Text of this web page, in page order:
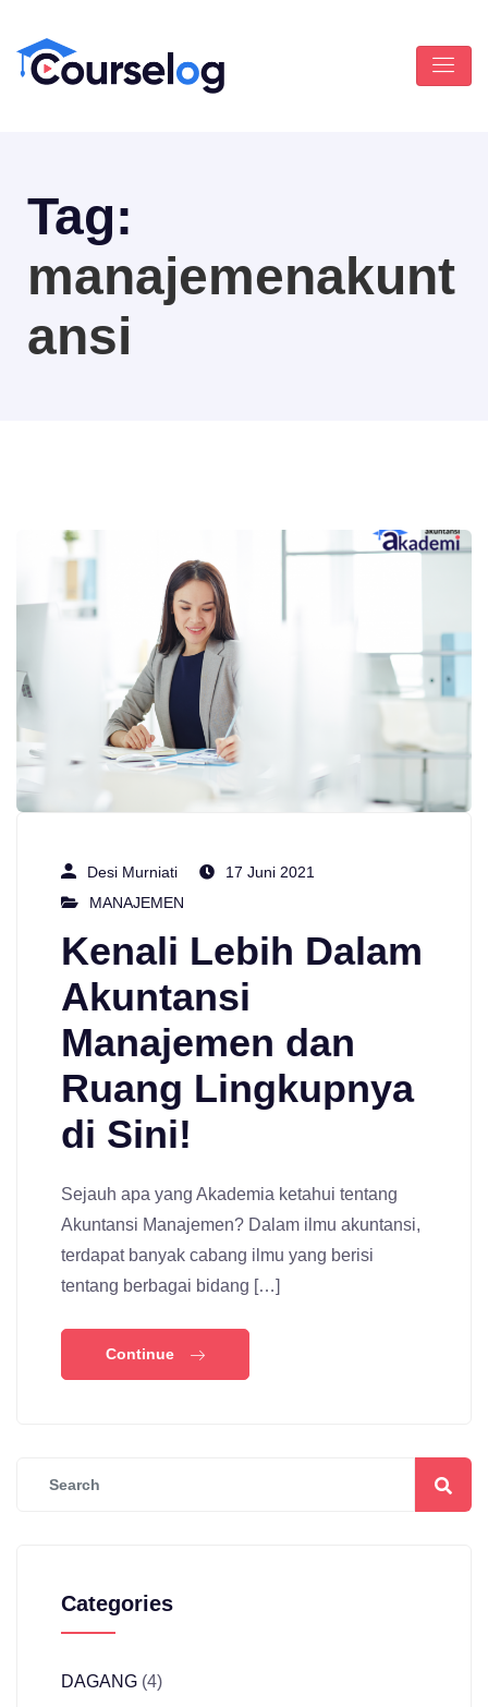
Tag:
manajemenakunt
ansi
Desi Murniati
17 Juni 2021
MANAJEMEN
Kenali Lebih Dalam
Akuntansi
Manajemen dan
Ruang Lingkupnya
di Sini!
Sejauh apa yang Akademia ketahui tentang
Akuntansi Manajemen? Dalam ilmu akuntansi,
terdapat banyak cabang ilmu yang berisi
tentang berbagai bidang […]
Continue
Categories
DAGANG (4)